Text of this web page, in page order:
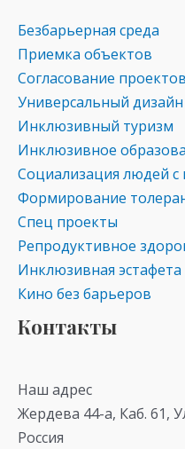
Безбарьерная среда
Приемка объектов
Согласование проектов
Универсальный дизайн
Инклюзивный туризм
Инклюзивное
Социализация людей
Формирование
Спец проекты
Репродуктивное
Инклюзивная эстафета
Кино без барьеров
Контакты
Наш адрес
Жердева 44-а, Каб. 61,
Россия